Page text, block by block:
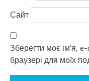
Сайт
Зберегти моє ім'я,
браузері для моїх